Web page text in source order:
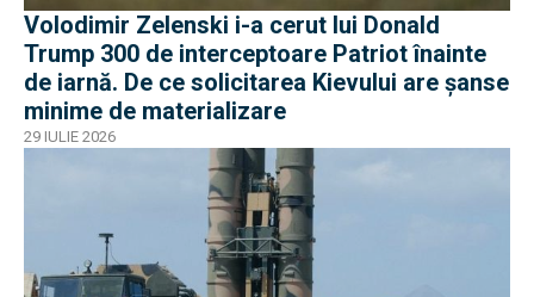
Volodimir Zelenski i-a cerut lui Donald
Trump 300 de interceptoare Patriot înainte
de iarnă. De ce solicitarea Kievului are șanse
minime de materializare
29 IULIE 2026